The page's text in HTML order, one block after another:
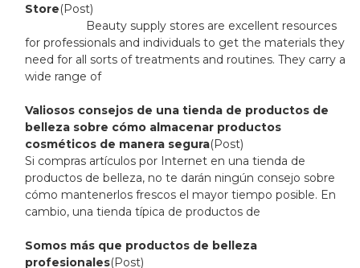
Store(Post)
Beauty supply stores are excellent resources
for professionals and individuals to get the materials they
need for all sorts of treatments and routines. They carry a
wide range of
Valiosos consejos de una tienda de productos de
belleza sobre cómo almacenar productos
cosméticos de manera segura(Post)
Si compras artículos por Internet en una tienda de
productos de belleza, no te darán ningún consejo sobre
cómo mantenerlos frescos el mayor tiempo posible. En
cambio, una tienda típica de productos de
Somos más que productos de belleza
profesionales(Post)